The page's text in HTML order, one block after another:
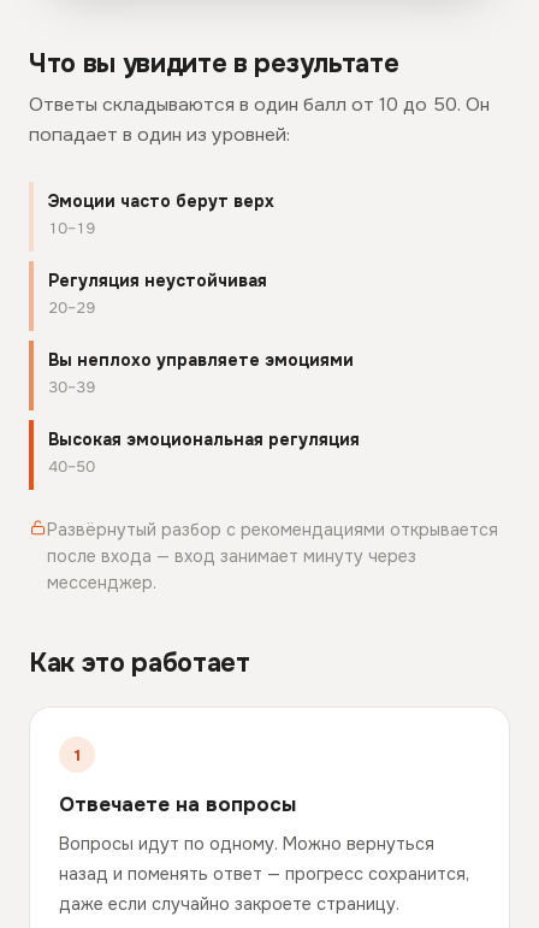
Что вы увидите в результате
Ответы складываются в один балл от 10 до 50. Он
попадает в один из уровней:
Эмоции часто берут верх
10–19
Регуляция неустойчивая
20–29
Вы неплохо управляете эмоциями
30–39
Высокая эмоциональная регуляция
40–50
Развёрнутый разбор с рекомендациями открывается
после входа — вход занимает минуту через
мессенджер.
Как это работает
Отвечаете на вопросы
Вопросы идут по одному. Можно вернуться
назад и поменять ответ — прогресс сохранится,
даже если случайно закроете страницу.